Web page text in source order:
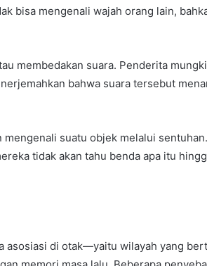
bisa mengenali wajah orang lain,
membedakan suara. Penderita
bahwa suara tersebut
mengenali suatu objek melalui
tidak akan tahu benda apa itu
asosiasi di otak—yaitu wilayah yang